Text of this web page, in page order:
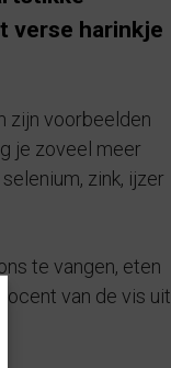
verse harinkje
zijn voorbeelden
je zoveel meer
zink, ijzer
te vangen, eten
van de vis uit